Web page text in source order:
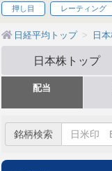
押し目 レーティング
日経平均トップ 日
日本株トップ
配当
銘柄検索